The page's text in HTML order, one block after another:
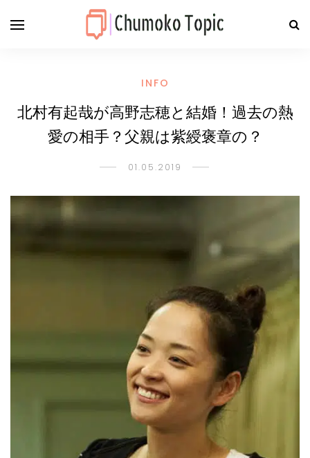
INFO
北村有起哉が高野志穂と結婚！過去の熱
愛の相手？父親は紫綬褒章の？
01.05.2019